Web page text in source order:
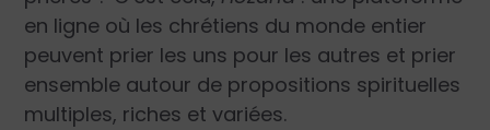
en ligne où les chrétiens du monde entier
peuvent prier les uns pour les autres et prier
ensemble autour de propositions spirituelles
multiples, riches et variées.